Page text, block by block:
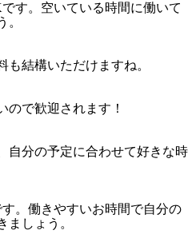
す。空いている時間に働いて
。
も結構いただけますね。
ので歓迎されます！
自分の予定に合わせて好きな時
。働きやすいお時間で自分の
ましょう。